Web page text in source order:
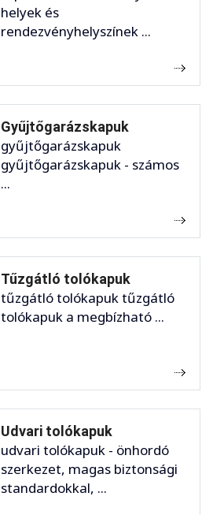
helyek és
rendezvényhelyszínek ...
Gyűjtőgarázskapuk
gyűjtőgarázskapuk
gyűjtőgarázskapuk - számos
...
Tűzgátló tolókapuk
tűzgátló tolókapuk tűzgátló
tolókapuk a megbízható ...
Udvari tolókapuk
udvari tolókapuk - önhordó
szerkezet, magas biztonsági
standardokkal, ...